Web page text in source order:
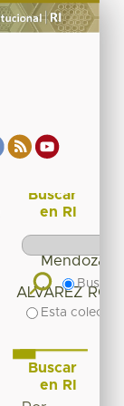
Mendoza
ALVAREZ
Buscar
en RI
Buscar
Esta
Buscar
en RI